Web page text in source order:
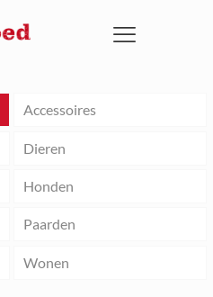
Accessoires
Dieren
Honden
Paarden
Wonen